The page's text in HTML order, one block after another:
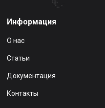
Информация
О нас
Статьи
Документация
Контакты